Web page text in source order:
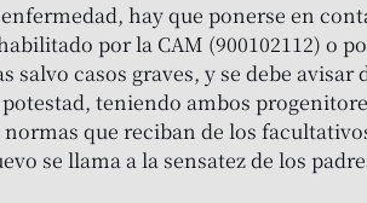
hay que ponerse en
por la CAM (900102112) o
casos graves, y se debe avisar
teniendo ambos
que reciban de los
se llama a la sensatez de los